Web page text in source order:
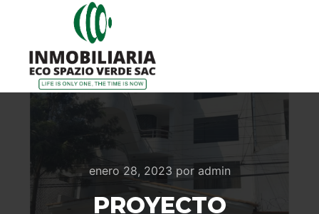
enero 28, 2023 por admin
PROYECTO